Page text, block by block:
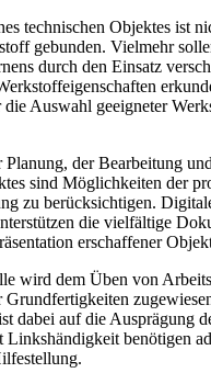
technischen Objektes ist
gebunden. Vielmehr
durch den Einsatz
Auswahl geeigneter
Planung, der Bearbeitung
sind Möglichkeiten der
zu berücksichtigen.
die vielfältige
erschaffener
wird dem Üben von
dabei auf die Ausprägung
Linkshändigkeit benötigen